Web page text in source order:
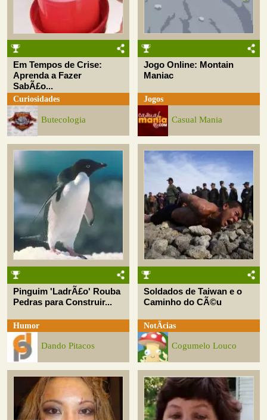
Em Tempos de Crise:
Aprenda a Fazer
SabÃ£o...
Curiosidades
Butecologia
Jogo Online: Montain
Maniac
Jogos
Casual Mania
Pinguim 'LadrÃ£o' Rouba
Pedras para Construir...
Humor
Dando Pitacos
Soldados de Taiwan e o
Caminho do CÃ©u
NotÃ­cias
Cogumelo Louco